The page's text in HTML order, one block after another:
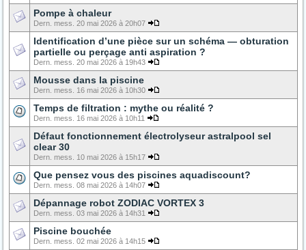
Pompe à chaleur
Dern. mess. 20 mai 2026 à 20h07
Identification d’une pièce sur un schéma — obturation
partielle ou perçage anti aspiration ?
Dern. mess. 20 mai 2026 à 19h43
Mousse dans la piscine
Dern. mess. 16 mai 2026 à 10h30
Temps de filtration : mythe ou réalité ?
Dern. mess. 16 mai 2026 à 10h11
Défaut fonctionnement électrolyseur astralpool sel
clear 30
Dern. mess. 10 mai 2026 à 15h17
Que pensez vous des piscines aquadiscount?
Dern. mess. 08 mai 2026 à 14h07
Dépannage robot ZODIAC VORTEX 3
Dern. mess. 03 mai 2026 à 14h31
Piscine bouchée
Dern. mess. 02 mai 2026 à 14h15